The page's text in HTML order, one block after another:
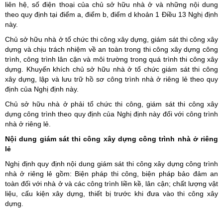
liên hệ, số điện thoại của chủ sở hữu nhà ở và những nội dung
theo quy định tại điểm a, điểm b, điểm d khoản 1 Điều 13 Nghị định
này.
Chủ sở hữu nhà ở tổ chức thi công xây dựng, giám sát thi công xây
dựng và chịu trách nhiệm về an toàn trong thi công xây dựng công
trình, công trình lân cận và môi trường trong quá trình thi công xây
dựng. Khuyến khích chủ sở hữu nhà ở tổ chức giám sát thi công
xây dựng, lập và lưu trữ hồ sơ công trình nhà ở riêng lẻ theo quy
định của Nghị định này.
Chủ sở hữu nhà ở phải tổ chức thi công, giám sát thi công xây
dựng công trình theo quy định của Nghị định này đối với công trình
nhà ở riêng lẻ.
Nội dung giám sát thi công xây dựng công trình nhà ở riêng
lẻ
Nghị định quy định nội dung giám sát thi công xây dựng công trình
nhà ở riêng lẻ gồm: Biện pháp thi công, biện pháp bảo đảm an
toàn đối với nhà ở và các công trình liền kề, lân cận; chất lượng vật
liệu, cấu kiện xây dựng, thiết bị trước khi đưa vào thi công xây
dựng.